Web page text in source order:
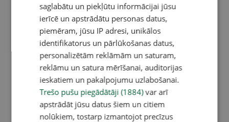
saglabātu un piekļūtu informācijai jūsu
ierīcē un apstrādātu personas datus,
piemēram, jūsu IP adresi, unikālos
identifikatorus un pārlūkošanas datus,
personalizētām reklāmām un saturam,
reklāmu un satura mērīšanai, auditorijas
ieskatiem un pakalpojumu uzlabošanai.
Trešo pušu piegādātāji (1884)var arī
apstrādāt jūsu datus šiem un citiem
nolūkiem, tostarp izmantojot precīzus